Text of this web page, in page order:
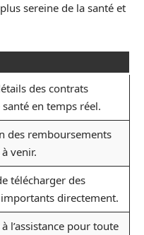
sereine de la santé et
des contrats
santé en temps réel.
des remboursements
venir.
télécharger des
directement.
l’assistance pour toute